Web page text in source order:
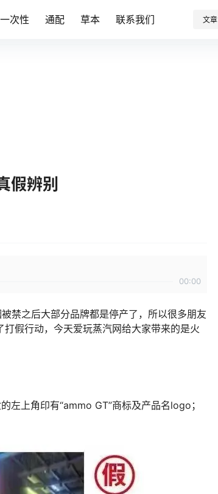
一次性 通配 草本 联系我们 文章
假辨别
00:00
禁之后大部分品牌都是停产了，所以很多朋友
假行动，今天爱玩蒸汽网给大家带来的是火
左上角印有“ammo GT”商标及产品名logo；